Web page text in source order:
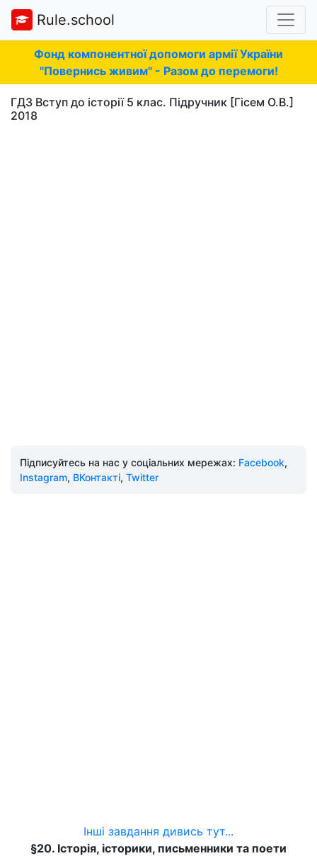
Rule.school
Фонд компонентної допомоги армії України
"Повернись живим" - Разом до перемоги!
ГДЗ Вступ до історії 5 клас. Підручник [Гісем О.В.]
2018
Підписуйтесь на нас у соціальних мережах: Facebook,
Instagram, ВКонтакті, Twitter
Інші завдання дивись тут...
§20. Історія, історики, письменники та поети